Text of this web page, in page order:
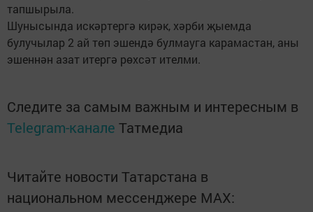
тапшырыла.
Шунысында искәртергә кирәк, хәрби җыемда
булучылар 2 ай төп эшендә булмауга карамастан, аны
эшеннән азат итергә рөхсәт ителми.
Следите за самым важным и интересным в
Telegram-канале Татмедиа
Читайте новости Татарстана в
национальном мессенджере MАХ: